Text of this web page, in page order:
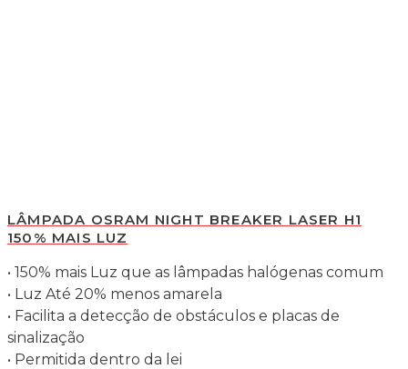
LÂMPADA OSRAM NIGHT BREAKER LASER H1
150% MAIS LUZ
• 150% mais Luz que as lâmpadas halógenas comum
• Luz Até 20% menos amarela
• Facilita a detecção de obstáculos e placas de
sinalização
• Permitida dentro da lei